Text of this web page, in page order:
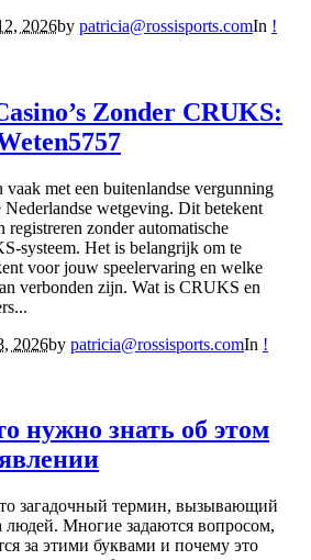
2026by patricia@rossisports.comIn !
Zonder CRUKS:
vaak met een buitenlandse vergunning
Nederlandse wetgeving. Dit betekent
registreren zonder automatische
systeem. Het is belangrijk om te
voor jouw speelervaring en welke
verbonden zijn. Wat is CRUKS en
2026by patricia@rossisports.comIn !
нужно знать об этом
загадочный термин, вызывающий
людей. Многие задаются вопросом,
за этими буквами и почему это